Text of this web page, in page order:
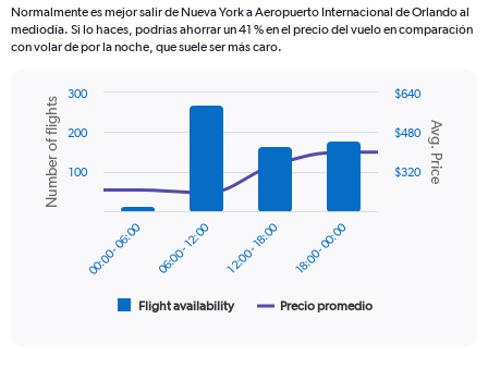
The
chart
axis
displaying
values.
Range:
Normalmente es mejor salir de Nueva York a Aeropuerto Internacional de Orlando al
mediodía. Si lo haces, podrías ahorrar un 41 % en el precio del vuelo en comparación
con volar de por la noche, que suele ser más caro.
Combination
chart
with
data
series.
Chart
graphic.
Avg. Price
Number of flights
Flight availability Precio promedio
00:00 - 06:00 06:00 - 12:00 12:00 - 18:00 18:00 - 00:00
$320
$480
$640
100
200
300